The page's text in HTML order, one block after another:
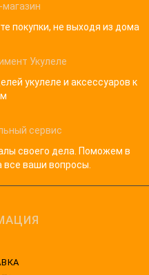
магазин
покупки, не выходя из дома
Укулеле
укулеле и аксессуаров к
сервис
своего дела. Поможем в
все ваши вопросы.